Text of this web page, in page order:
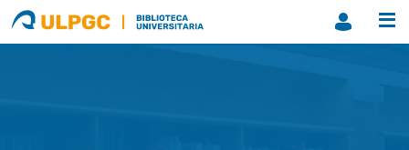
ULPGC
Biblioteca
ULPGC